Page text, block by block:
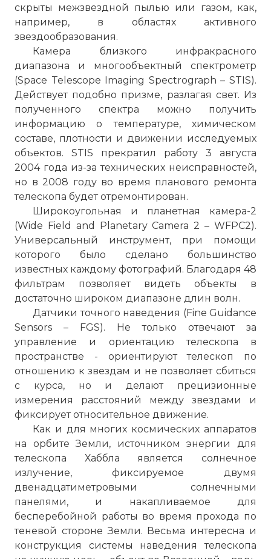
скрыты межзвездной пылью или газом, как,
например, в областях активного
звездообразования.
Камера близкого инфракрасного
диапазона и многообъектный спектрометр
(Space Telescope Imaging Spectrograph – STIS).
Действует подобно призме, разлагая свет. Из
полученного спектра можно получить
информацию о температуре, химическом
составе, плотности и движении исследуемых
объектов. STIS прекратил работу 3 августа
2004 года из-за технических неисправностей,
но в 2008 году во время планового ремонта
телескопа будет отремонтирован.
Широкоугольная и планетная камера-2
(Wide Field and Planetary Camera 2 – WFPC2).
Универсальный инструмент, при помощи
которого было сделано большинство
известных каждому фотографий. Благодаря 48
фильтрам позволяет видеть объекты в
достаточно широком диапазоне длин волн.
Датчики точного наведения (Fine Guidance
Sensors – FGS). Не только отвечают за
управление и ориентацию телескопа в
пространстве - ориентируют телескоп по
отношению к звездам и не позволяет сбиться
с курса, но и делают прецизионные
измерения расстояний между звездами и
фиксирует относительное движение.
Как и для многих космических аппаратов
на орбите Земли, источником энергии для
телескопа Хаббла является солнечное
излучение, фиксируемое двумя
двенадцатиметровыми солнечными
панелями, и накапливаемое для
бесперебойной работы во время прохода по
теневой стороне Земли. Весьма интересна и
конструкция системы наведения телескопа